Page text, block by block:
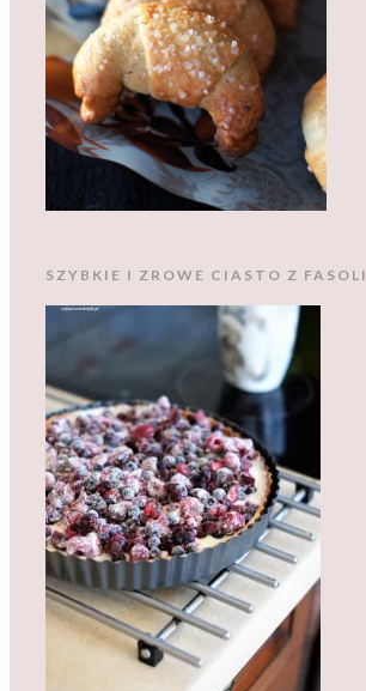
SZYBKIE I ZROWE CIASTO Z FASOLI